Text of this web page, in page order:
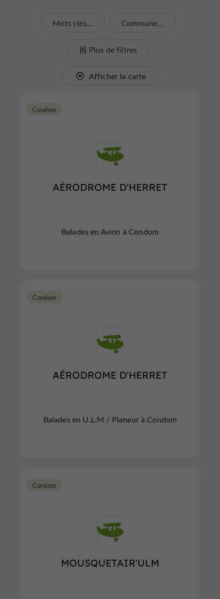
Mots clés... Commune...
Plus de filtres
Afficher la carte
AÉRODROME D'HERRET
Condom
Balades en Avion à Condom
AÉRODROME D'HERRET
Condom
Balades en U.L.M / Planeur à Condom
MOUSQUETAIR'ULM
Condom